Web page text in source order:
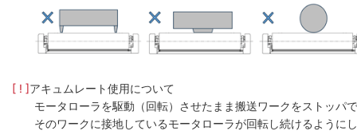
[ ! ]アキュムレート使用について
モータローラを駆動（回転）させたまま搬送ワークをストッパ
そのワークに接地しているモータローラが回転し続けるように